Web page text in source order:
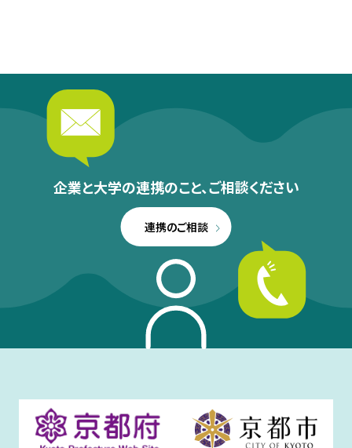
企業と大学の連携のこと、ご相談ください
連携のご相談